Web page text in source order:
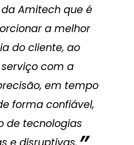
Amitech que é
a melhor
do cliente, ao
com a
em tempo
forma confiável,
de tecnologias
e disruptivas.